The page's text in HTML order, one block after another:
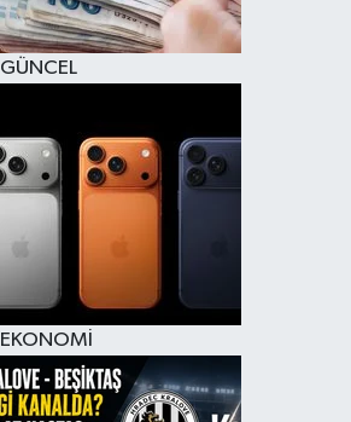
GÜNCEL
EKONOMİ